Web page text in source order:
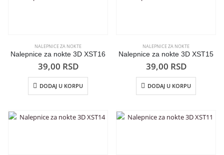
NALEPNICE ZA NOKTE
Nalepnice za nokte 3D XST16
39,00 RSD
DODAJ U KORPU
NALEPNICE ZA NOKTE
Nalepnice za nokte 3D XST15
39,00 RSD
DODAJ U KORPU